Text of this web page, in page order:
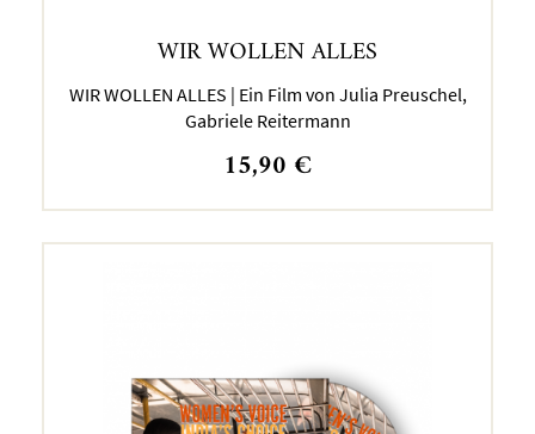
WIR WOLLEN ALLES
WIR WOLLEN ALLES | Ein Film von Julia Preuschel,
Gabriele Reitermann
15,90 €